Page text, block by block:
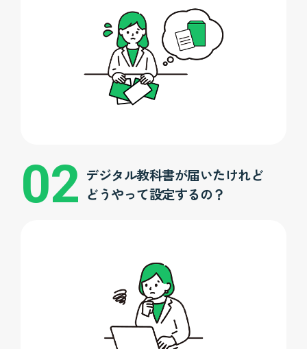
デジタル教科書が届いたけれど
どうやって設定するの？